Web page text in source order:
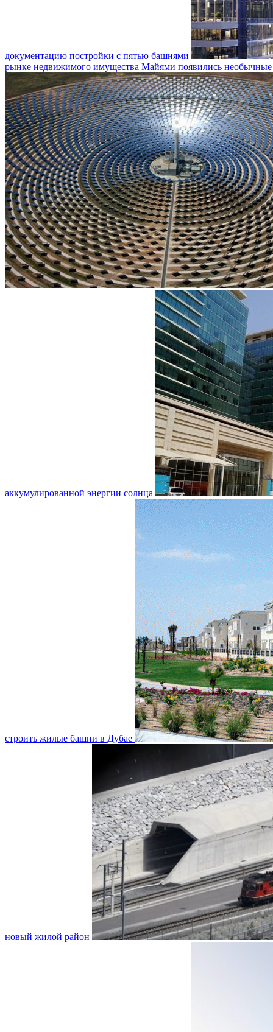
документацию постройки с пятью башнями
рынке недвижимого имущества Майями появились
аккумулированной энергии солнца
строить жилые башни в Дубае
новый жилой район